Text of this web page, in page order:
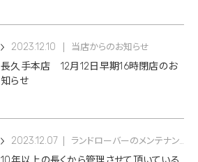
2023.12.10 当店からのお知らせ
長久手本店 12月12日早期16時閉店のお
知らせ
2023.12.07 ランドローバーのメンテナンス